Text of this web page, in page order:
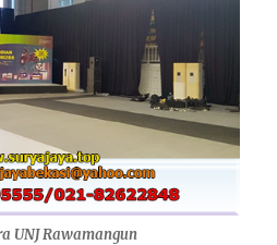
UNJ Rawamangun